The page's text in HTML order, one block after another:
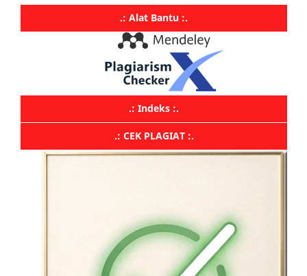
.: Alat Bantu :.
.: Indeks :.
.: CEK PLAGIAT :.